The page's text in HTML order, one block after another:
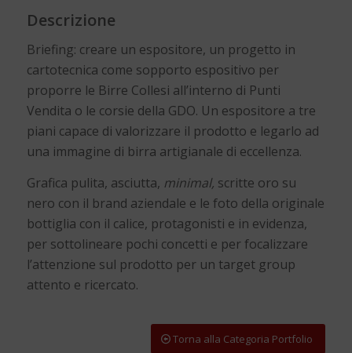
Descrizione
Briefing: creare un espositore, un progetto in
cartotecnica come sopporto espositivo per
proporre le Birre Collesi all’interno di Punti
Vendita o le corsie della GDO. Un espositore a tre
piani capace di valorizzare il prodotto e legarlo ad
una immagine di birra artigianale di eccellenza.
Grafica pulita, asciutta, minimal, scritte oro su
nero con il brand aziendale e le foto della originale
bottiglia con il calice, protagonisti e in evidenza,
per sottolineare pochi concetti e per focalizzare
l’attenzione sul prodotto per un target group
attento e ricercato.
Torna alla Categoria Portfolio